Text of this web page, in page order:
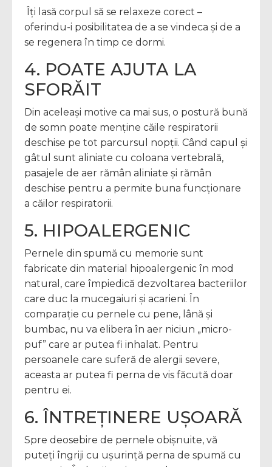
Îți lasă corpul să se relaxeze corect –
oferindu-i posibilitatea de a se vindeca și de a
se regenera în timp ce dormi.
4. POATE AJUTA LA
SFORĂIT
Din aceleași motive ca mai sus, o postură bună
de somn poate menține căile respiratorii
deschise pe tot parcursul nopții. Când capul și
gâtul sunt aliniate cu coloana vertebrală,
pasajele de aer rămân aliniate și rămân
deschise pentru a permite buna funcționare
a căilor respiratorii.
5. HIPOALERGENIC
Pernele din spumă cu memorie sunt
fabricate din material hipoalergenic în mod
natural, care împiedică dezvoltarea bacteriilor
care duc la mucegaiuri și acarieni. În
comparație cu pernele cu pene, lână și
bumbac, nu va elibera în aer niciun „micro-
puf” care ar putea fi inhalat. Pentru
persoanele care suferă de alergii severe,
aceasta ar putea fi perna de vis făcută doar
pentru ei.
6. ÎNTREȚINERE UȘOARĂ
Spre deosebire de pernele obișnuite, vă
puteți îngriji cu ușurință perna de spumă cu